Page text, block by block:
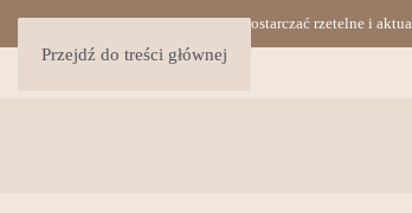
Przejdź do treści głównej
Nieustannie dbamy, aby dostarczać rzetelne i